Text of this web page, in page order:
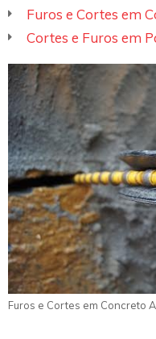
Furos e Cortes em
Cortes e Furos em
Furos e Cortes em Concreto